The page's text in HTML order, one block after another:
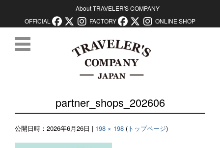
About TRAVELER'S COMPANY
OFFICIAL
FACTORY ONLINE SHOP
partner_shops_202606
公開日時： 2026年6月26日 | 198 × 198 ( トップページ)